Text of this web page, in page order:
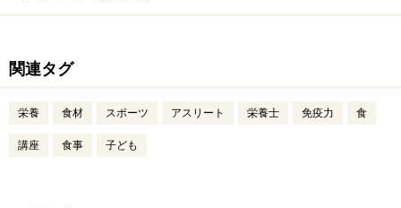
関連タグ
栄養 食材 スポーツ アスリート 栄養士 免疫力 食
講座 食事 子ども